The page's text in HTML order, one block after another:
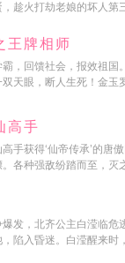
趁火打劫老娘的坏人第
王牌相师
，回馈社会，报效祖国
天眼，断人生死！金玉
高手
手获得‘仙帝传承’的唐
各种强敌纷踏而至，灭
发，北齐公主白滢临危
陷入昏迷。白滢醒来时